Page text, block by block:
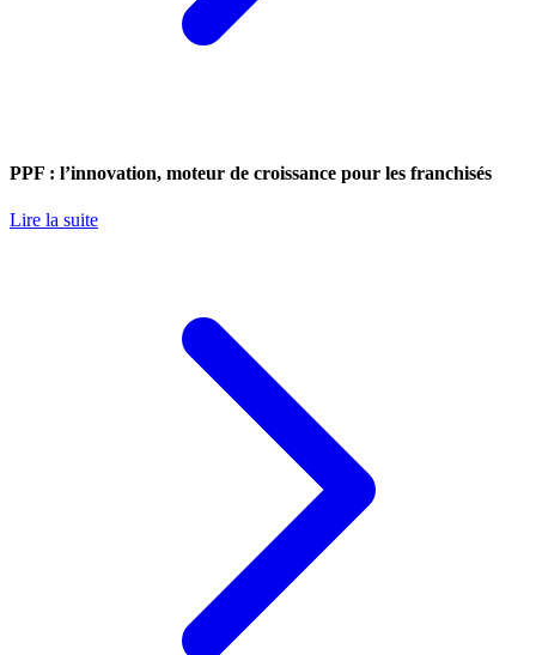
PPF : l’innovation, moteur de croissance pour les franchisés
Lire la suite